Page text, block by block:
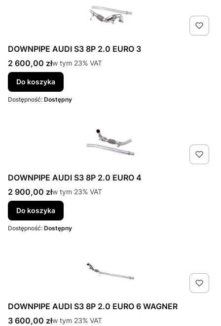
DOWNPIPE AUDI S3 8P 2.0 EURO 3
Cena brutto
2 600,00 złw tym %s VAT
w tym 23% VAT
Do koszyka
Dostępność: Dostępny
DOWNPIPE AUDI S3 8P 2.0 EURO 4
Cena brutto
2 900,00 złw tym %s VAT
w tym 23% VAT
Do koszyka
Dostępność: Dostępny
DOWNPIPE AUDI S3 8P 2.0 EURO 6 WAGNER
Cena brutto
3 600,00 złw tym %s VAT
w tym 23% VAT